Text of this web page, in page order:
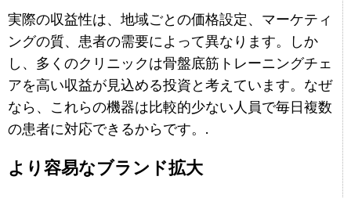
実際の収益性は、地域ごとの価格設定、マーケティ
ングの質、患者の需要によって異なります。しか
し、多くのクリニックは骨盤底筋トレーニングチェ
アを高い収益が見込める投資と考えています。なぜ
なら、これらの機器は比較的少ない人員で毎日複数
の患者に対応できるからです。.
より容易なブランド拡大